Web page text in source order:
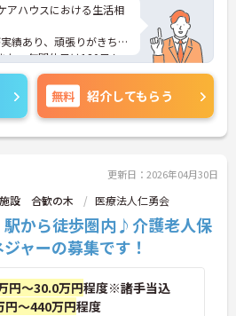
アハウスにおける生活相
績あり、頑張りがきちん
た、年間休日は120日も
にしながらご勤務いただ
ており、育児休業取得
あります。
対策ポイントなど、さら
のでお気軽にご相談くだ
無料 紹介してもらう
更新日：2026年04月30日
設 合歓の木 医療法人仁勇会
駅から徒歩圏内♪介護老人保
ャーの募集です！
円～30.0万円程度※諸手当込
円～440万円程度